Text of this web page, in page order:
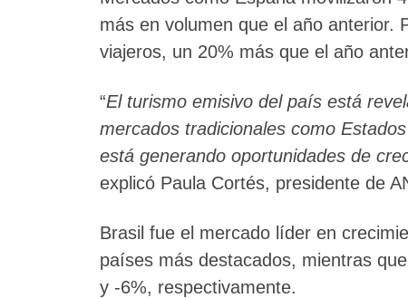
más en volumen que el año anterior.
viajeros, un 20% más que el año
“El turismo emisivo del país está
mercados tradicionales como
está generando oportunidades de
explicó Paula Cortés, presidente de
Brasil fue el mercado líder en
países más destacados, mientras
y -6%, respectivamente.